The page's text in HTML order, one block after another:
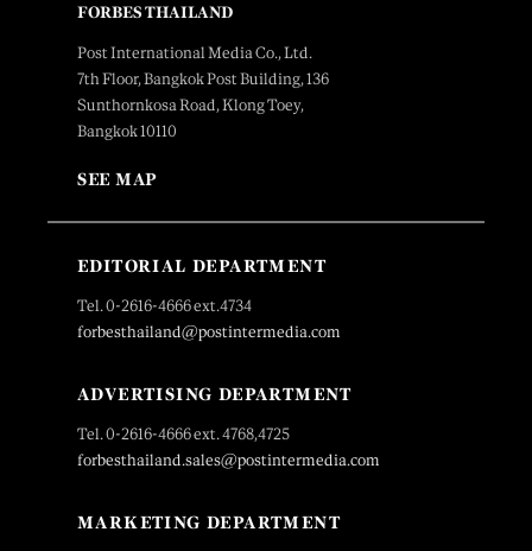
FORBES THAILAND
Post International Media Co., Ltd.
7th Floor, Bangkok Post Building, 136
Sunthornkosa Road, Klong Toey,
Bangkok 10110
SEE MAP
EDITORIAL DEPARTMENT
Tel. 0-2616-4666 ext.4734
forbesthailand@postintermedia.com
ADVERTISING DEPARTMENT
Tel. 0-2616-4666 ext. 4768,4725
forbesthailand.sales@postintermedia.com
MARKETING DEPARTMENT